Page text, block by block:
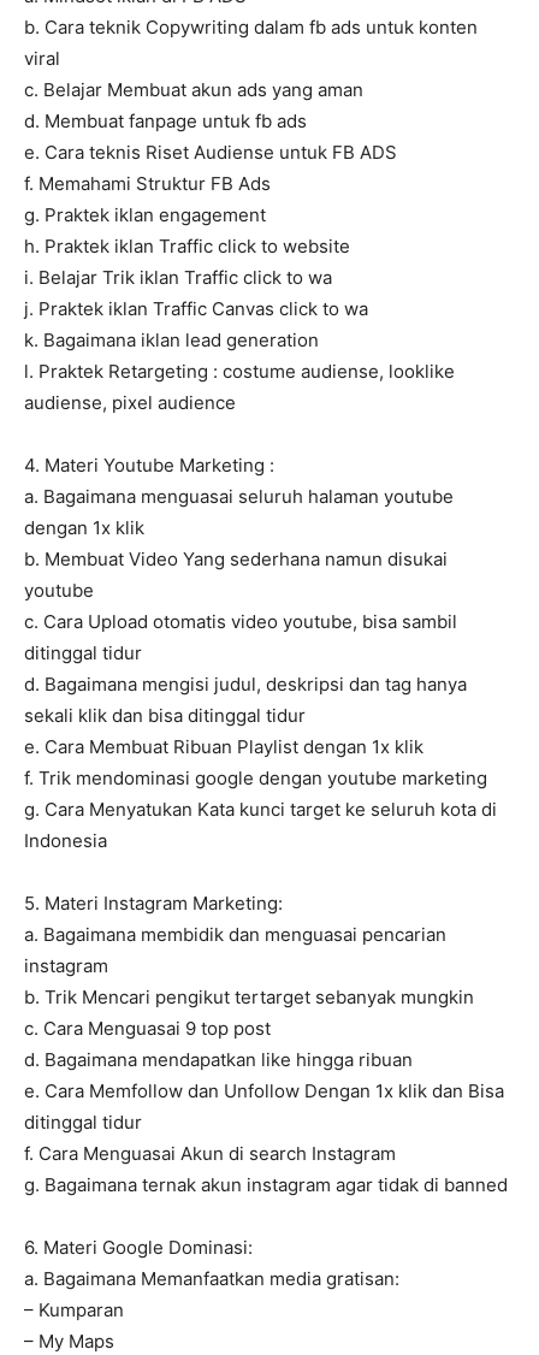
b. Cara teknik Copywriting dalam fb ads untuk konten
viral
c. Belajar Membuat akun ads yang aman
d. Membuat fanpage untuk fb ads
e. Cara teknis Riset Audiense untuk FB ADS
f. Memahami Struktur FB Ads
g. Praktek iklan engagement
h. Praktek iklan Traffic click to website
i. Belajar Trik iklan Traffic click to wa
j. Praktek iklan Traffic Canvas click to wa
k. Bagaimana iklan lead generation
l. Praktek Retargeting : costume audiense, looklike
audiense, pixel audience
4. Materi Youtube Marketing :
a. Bagaimana menguasai seluruh halaman youtube
dengan 1x klik
b. Membuat Video Yang sederhana namun disukai
youtube
c. Cara Upload otomatis video youtube, bisa sambil
ditinggal tidur
d. Bagaimana mengisi judul, deskripsi dan tag hanya
sekali klik dan bisa ditinggal tidur
e. Cara Membuat Ribuan Playlist dengan 1x klik
f. Trik mendominasi google dengan youtube marketing
g. Cara Menyatukan Kata kunci target ke seluruh kota di
Indonesia
5. Materi Instagram Marketing:
a. Bagaimana membidik dan menguasai pencarian
instagram
b. Trik Mencari pengikut tertarget sebanyak mungkin
c. Cara Menguasai 9 top post
d. Bagaimana mendapatkan like hingga ribuan
e. Cara Memfollow dan Unfollow Dengan 1x klik dan Bisa
ditinggal tidur
f. Cara Menguasai Akun di search Instagram
g. Bagaimana ternak akun instagram agar tidak di banned
6. Materi Google Dominasi:
a. Bagaimana Memanfaatkan media gratisan:
– Kumparan
– My Maps